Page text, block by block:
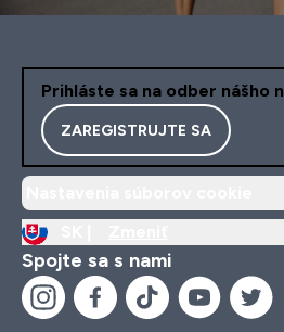
Prihláste sa na odber nášho
ZAREGISTRUJTE SA
Spojte sa s nami